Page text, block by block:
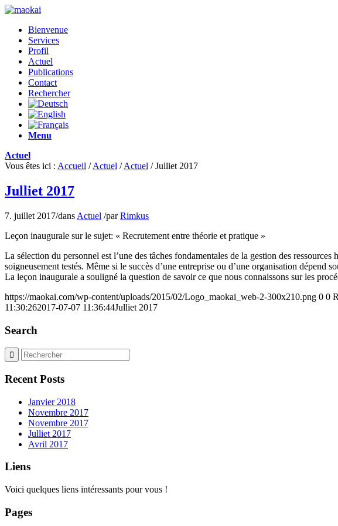
Bienvenue
Services
Profil
Actuel
Publications
Contact
Rechercher
Menu
Actuel
Vous êtes ici : Accueil / Actuel / Actuel / Julliet 2017
Julliet 2017
7. juillet 2017/dans Actuel /parRimkus
Leçon inaugurale sur le sujet: « Recrutement entre théorie et pratique »
La sélection du personnel est l’une des tâches fondamentales de la gestion des
soigneusement testés. Même si le succès d’une entreprise ou d’une organisation dépend
La leçon inaugurale a souligné la question de savoir ce que nous connaissons sur les
https://maokai.com/wp-content/uploads/2015/02/Logo_maokai_web-2-300x210.png 0 0
11:30:262017-07-07 11:36:44Julliet 2017
Search
Recent Posts
Janvier 2018
Novembre 2017
Novembre 2017
Julliet 2017
Avril 2017
Liens
Voici quelques liens intéressants pour vous !
Pages